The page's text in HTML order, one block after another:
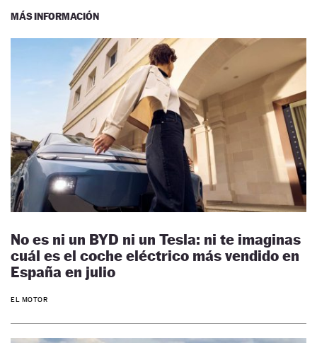
MÁS INFORMACIÓN
No es ni un BYD ni un Tesla: ni te imaginas
cuál es el coche eléctrico más vendido en
España en julio
EL MOTOR